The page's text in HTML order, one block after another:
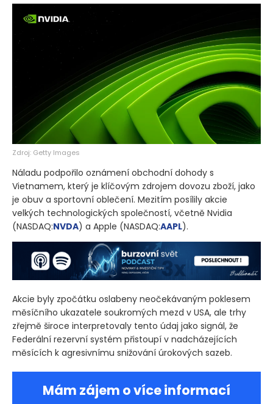
Zdroj: Getty Images
Náladu podpořilo oznámení obchodní dohody s
Vietnamem, který je klíčovým zdrojem dovozu zboží, jako
je obuv a sportovní oblečení. Mezitím posílily akcie
velkých technologických společností, včetně Nvidia
(NASDAQ:NVDA) a Apple (NASDAQ:AAPL).
Akcie byly zpočátku oslabeny neočekávaným poklesem
měsíčního ukazatele soukromých mezd v USA, ale trhy
zřejmě široce interpretovaly tento údaj jako signál, že
Federální rezervní systém přistoupí v nadcházejících
měsících k agresivnímu snižování úrokových sazeb.
Mám zájem o více informací